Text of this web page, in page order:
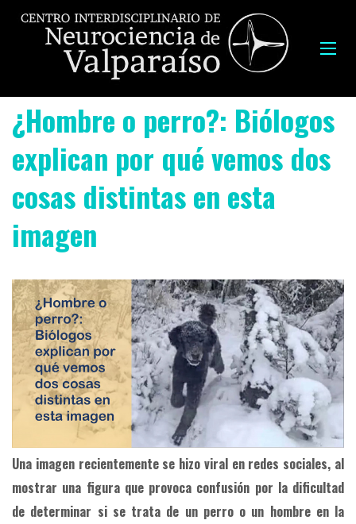
¿Hombre o perro?: Biólogos
explican por qué vemos dos
cosas distintas en esta
imagen
Una imagen recientemente se hizo viral en redes sociales, al
mostrar una figura que provoca confusión por la dificultad
de determinar si se trata de un perro o un hombre en la